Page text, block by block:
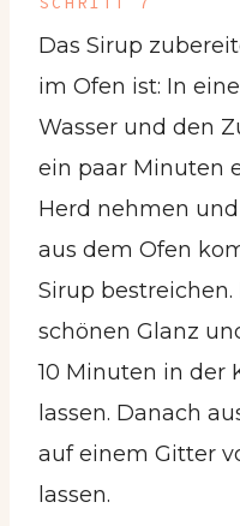
SCHRITT 7
Das Sirup
im Ofen ist: In
Wasser und den
ein paar Minuten
Herd nehmen
aus dem Ofen
Sirup
schönen Glanz
10 Minuten in der
lassen. Danach
auf einem Gitter
lassen.